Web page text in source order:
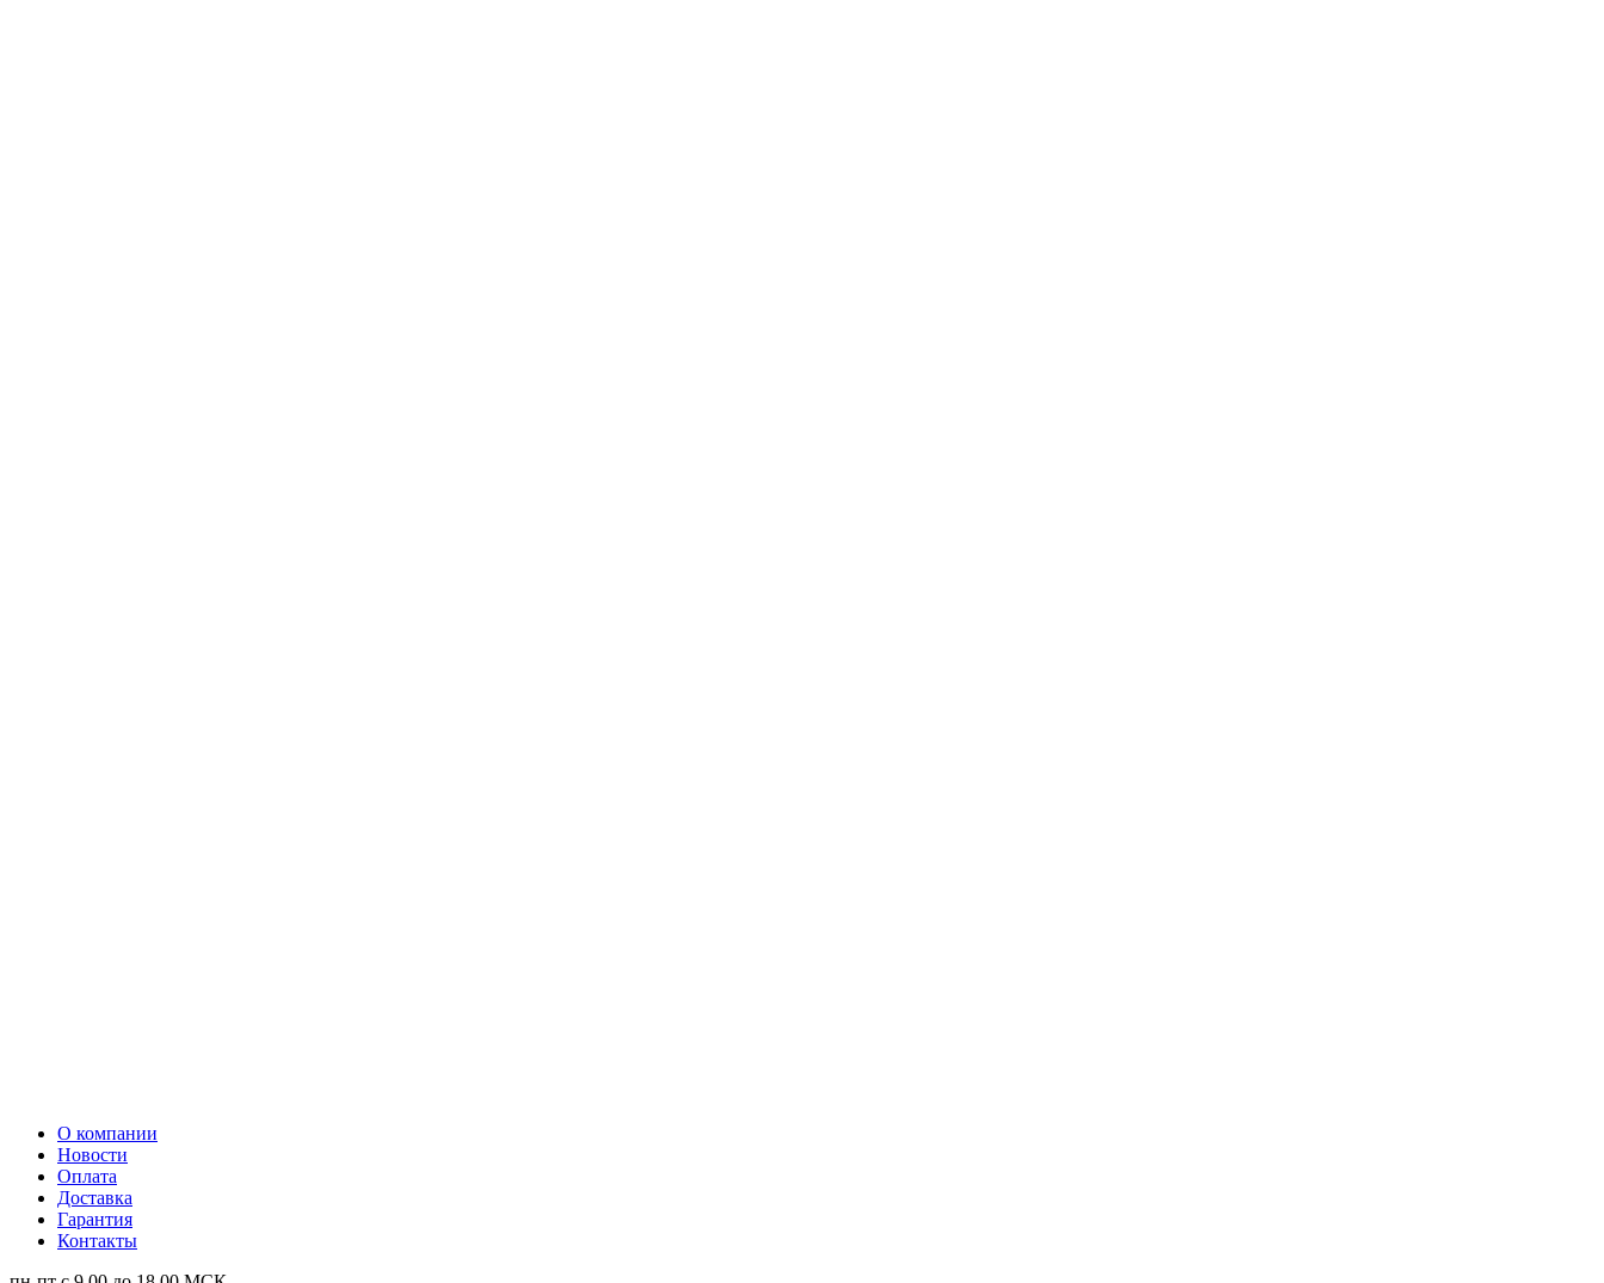
О компании
Новости
Оплата
Доставка
Гарантия
Контакты